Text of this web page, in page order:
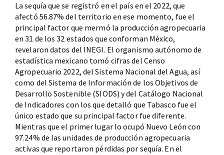
La sequía que se registró en el país en el 2022, que
afectó 56.87% del territorio en ese momento, fue el
principal factor que mermó la producción agropecuaria
en 31 de los 32 estados que conforman México,
revelaron datos del INEGI. El organismo autónomo de
estadística mexicano tomó cifras del Censo
Agropecuario 2022, del Sistema Nacional del Agua, así
como del Sistema de Información de los Objetivos de
Desarrollo Sostenible (SIODS) y del Catálogo Nacional
de Indicadores con los que detalló que Tabasco fue el
único estado que su principal factor fue diferente.
Mientras que el primer lugar lo ocupó Nuevo León con
97.24% de las unidades de producción agropecuaria
activas que reportaron pérdidas por sequía. En el